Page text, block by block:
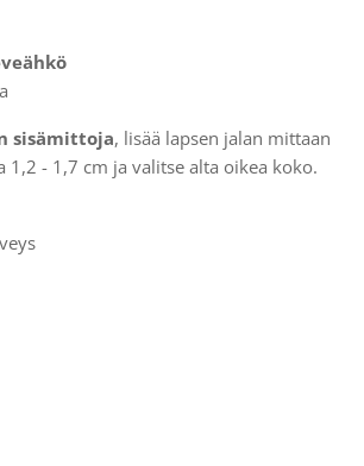
sisämittoja, lisää lapsen jalan mittaan
1,2 - 1,7 cm ja valitse alta oikea koko.